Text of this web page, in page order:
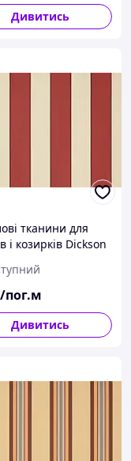
Дивитись
тканини для
і козирків Dickson
червоний/
пог.м
Дивитись